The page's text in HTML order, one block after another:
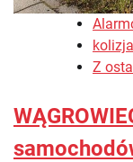
kolizja
Z